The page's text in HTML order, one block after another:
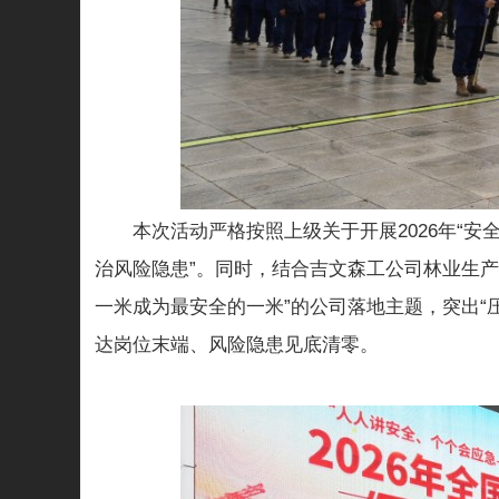
本次活动严格按照上级关于开展2026年“
治风险隐患”。同时，结合吉文森工公司林业
一米成为最安全的一米”的公司落地主题，突出
达岗位末端、风险隐患见底清零。